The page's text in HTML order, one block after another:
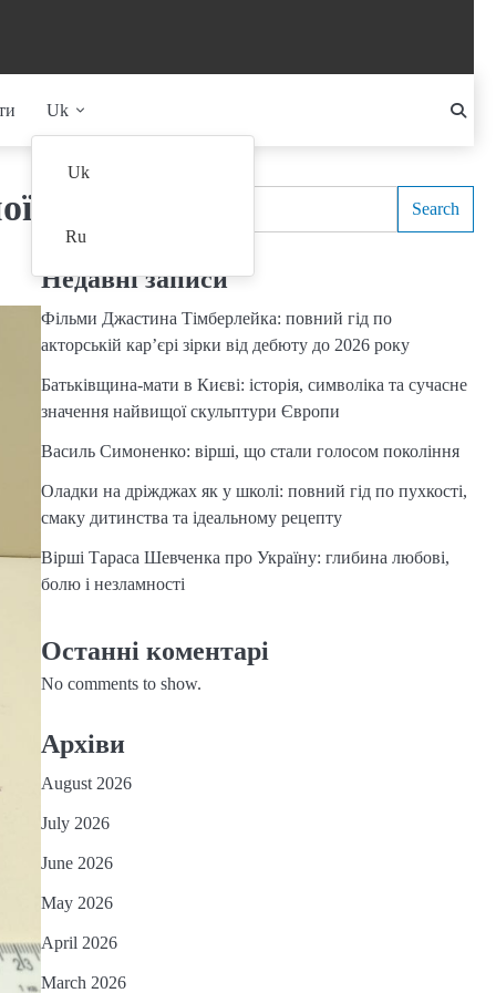
Uk
Uk
Ru
Search
Недавні записи
Фільми Джастина Тімберлейка: повний гід по
акторській кар’єрі зірки від дебюту до 2026 року
Батьківщина-мати в Києві: історія, символіка та сучасне
значення найвищої скульптури Європи
Василь Симоненко: вірші, що стали голосом покоління
Оладки на дріжджах як у школі: повний гід по пухкості,
смаку дитинства та ідеальному рецепту
Вірші Тараса Шевченка про Україну: глибина любові,
болю і незламності
Останні коментарі
No comments to show.
Архіви
August 2026
July 2026
June 2026
May 2026
April 2026
March 2026